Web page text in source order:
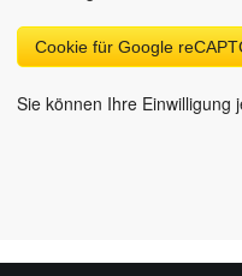
Cookie für Google
Sie können Ihre Einwilligung